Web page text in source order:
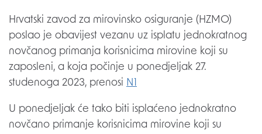
Hrvatski zavod za mirovinsko osiguranje (HZMO)
poslao je obavijest vezanu uz isplatu jednokratnog
novčanog primanja korisnicima mirovine koji su
zaposleni, a koja počinje u ponedjeljak 27.
studenoga 2023, prenosi N1
U ponedjeljak će tako biti isplaćeno jednokratno
novčano primanje korisnicima mirovine koji su